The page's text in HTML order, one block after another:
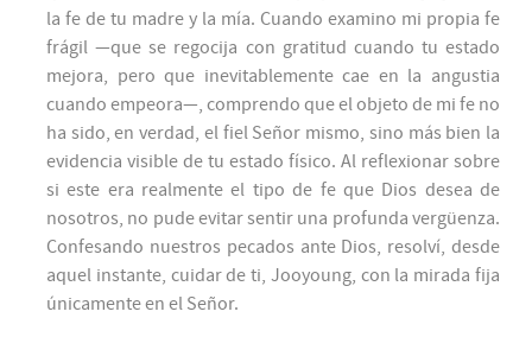
la fe de tu madre y la mía. Cuando examino mi propia fe
frágil —que se regocija con gratitud cuando tu estado
mejora, pero que inevitablemente cae en la angustia
cuando empeora—, comprendo que el objeto de mi fe no
ha sido, en verdad, el fiel Señor mismo, sino más bien la
evidencia visible de tu estado físico. Al reflexionar sobre
si este era realmente el tipo de fe que Dios desea de
nosotros, no pude evitar sentir una profunda vergüenza.
Confesando nuestros pecados ante Dios, resolví, desde
aquel instante, cuidar de ti, Jooyoung, con la mirada fija
únicamente en el Señor.